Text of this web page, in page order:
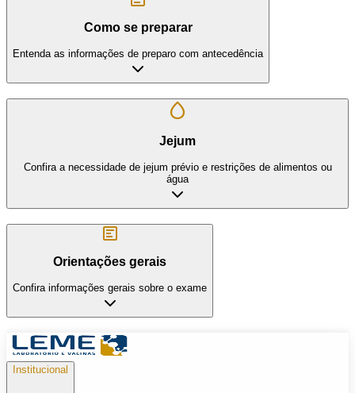
Como se preparar
Entenda as informações de preparo com antecedência
Jejum
Confira a necessidade de jejum prévio e restrições de alimentos ou
água
Orientações gerais
Confira informações gerais sobre o exame
Institucional